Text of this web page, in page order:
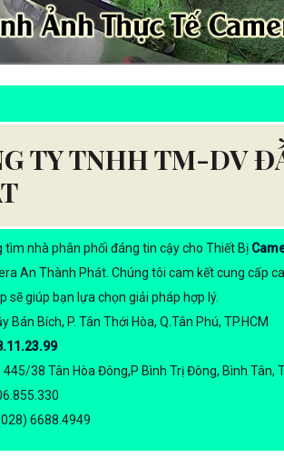
TY TNHH TM-DV
tìm nhà phân phối đáng tin cậy cho Thiết Bị
An Thành Phát. Chúng tôi cam kết cung cấp
sẽ giúp bạn lựa chọn giải pháp hợp lý.
Bán Bích, P. Tân Thới Hòa, Q.Tân Phú, TP.HCM
445/38 Tân Hòa Đông,P Bình Trị Đông, Bình Tân,
6688.4949